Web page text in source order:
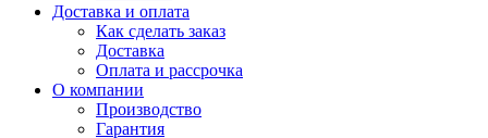
Доставка и оплата
Как сделать заказ
Доставка
Оплата и рассрочка
О компании
Производство
Гарантия